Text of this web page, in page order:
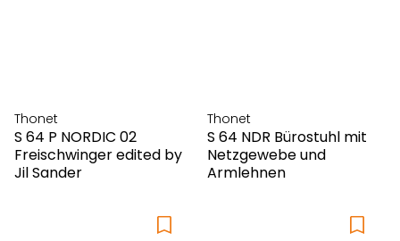
Thonet
S 64 P NORDIC 02
Freischwinger edited by
Jil Sander
Thonet
S 64 NDR Bürostuhl mit
Netzgewebe und
Armlehnen